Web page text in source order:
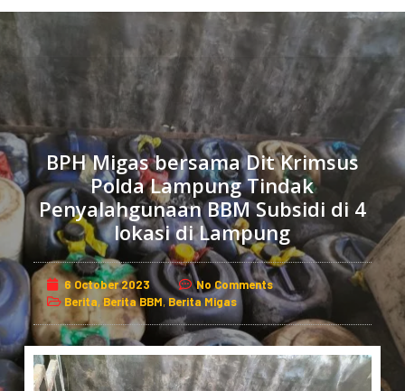
o
c
o
n
t
e
n
t
BPH Migas bersama Dit Krimsus
Polda Lampung Tindak
Penyalahgunaan BBM Subsidi di 4
lokasi di Lampung
6 October 2023
No Comments
Berita,Berita BBM,Berita Migas